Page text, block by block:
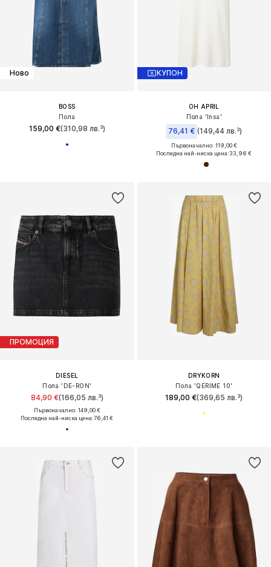
Ново
BOSS
Пола
159,00 €(310,98 лв.³)
КУПОН
OH APRIL
Пола 'Insa'
76,41 € (149,44 лв.³)
Първоначално: 119,00 €
Последна най-ниска цена:33,96 €
ПРОМОЦИЯ
DIESEL
Пола 'DE-RON'
84,90 €(166,05 лв.³)
Първоначално: 149,00 €
Последна най-ниска цена:76,41 €
DRYKORN
Пола 'QERIME 10'
189,00 €(369,65 лв.³)